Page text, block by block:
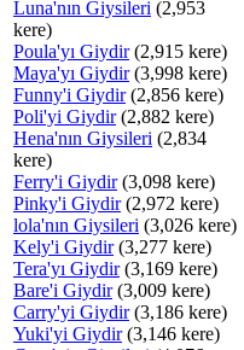
Luna'nın Giysileri (2,953
kere)
Poula'yı Giydir(2,915 kere)
Maya'yı Giydir(3,998 kere)
Funny'i Giydir(2,856 kere)
Poli'yi Giydir(2,882 kere)
Hena'nın Giysileri (2,834
kere)
Ferry'i Giydir(3,098 kere)
Pinky'i Giydir(2,972 kere)
lola'nın Giysileri (3,026 kere)
Kely'i Giydir(3,277 kere)
Tera'yı Giydir(3,169 kere)
Bare'i Giydir(3,009 kere)
Carry'yi Giydir(3,186 kere)
Yuki'yi Giydir(3,146 kere)